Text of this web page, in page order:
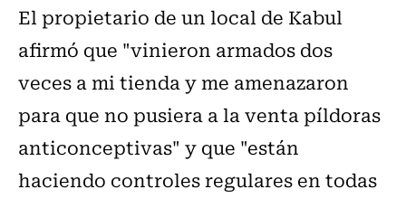
El propietario de un local de Kabul
afirmó que "vinieron armados dos
veces a mi tienda y me amenazaron
para que no pusiera a la venta píldoras
anticonceptivas" y que "están
haciendo controles regulares en todas